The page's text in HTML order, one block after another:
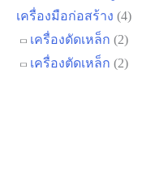
เครื่องมือก่อสร้าง (4)
เครื่องดัดเหล็ก (2)
เครื่องตัดเหล็ก (2)